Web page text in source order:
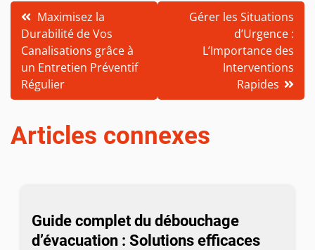
Navigation
de
l’article
Maximisez la
Durabilité de Vos
Canalisations grâce à
un Entretien Préventif
Régulier
Gérer les Situations
d’Urgence :
L’Importance des
Interventions
Rapides
Articles connexes
Guide complet du débouchage
d’évacuation : Solutions efficaces